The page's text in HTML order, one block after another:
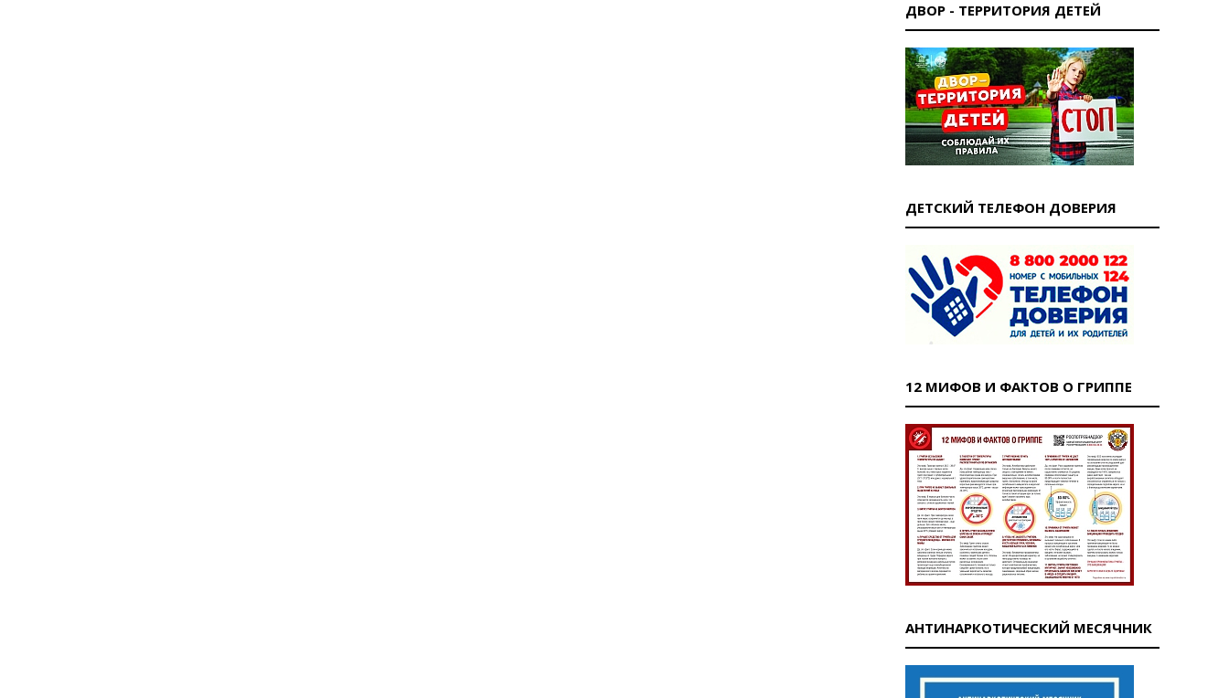
ДВОР - ТЕРРИТОРИЯ ДЕТЕЙ
ДЕТСКИЙ ТЕЛЕФОН ДОВЕРИЯ
12 МИФОВ И ФАКТОВ О ГРИППЕ
АНТИНАРКОТИЧЕСКИЙ МЕСЯЧНИК